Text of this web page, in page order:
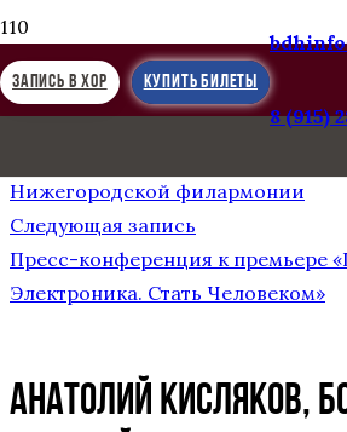
ЗАПИСЬ В ХОР КУПИТЬ БИЛЕТЫ
8 (915)
Предыдущая запись
Нижегородской филармонии
Следующая запись
Пресс-конференция к премьере
Электроника. Стать Человеком»
Анатолий Кисляков,